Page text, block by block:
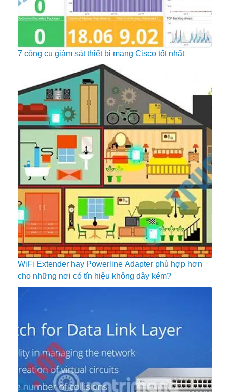
7 công cụ giám sát thiết bị mạng Cisco tốt nhất
WiFi Extender hay Powerline Adapter phù hợp hơn
cho những nơi có tín hiệu không dây kém?